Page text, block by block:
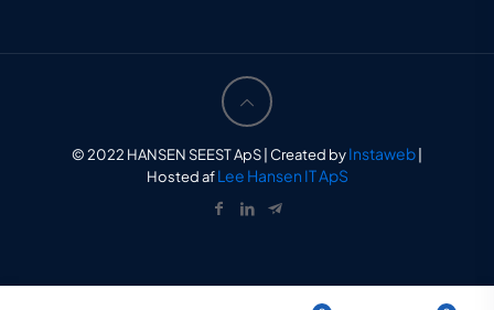
© 2022 HANSEN SEEST ApS | Created byInstaweb
Hosted afLee Hansen IT ApS